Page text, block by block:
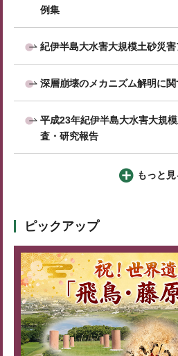
例集
紀伊半島大水害大規模土砂災
深層崩壊のメカニズム解明に
平成23年紀伊半島大水害大規
査・研究報告
もっと見
ピックアップ